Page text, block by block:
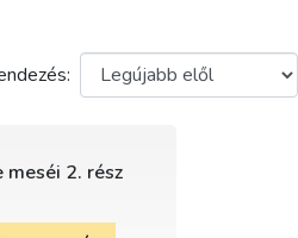
meséi 2. rész